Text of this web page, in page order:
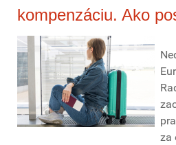
kompenzáciu. Ako
za